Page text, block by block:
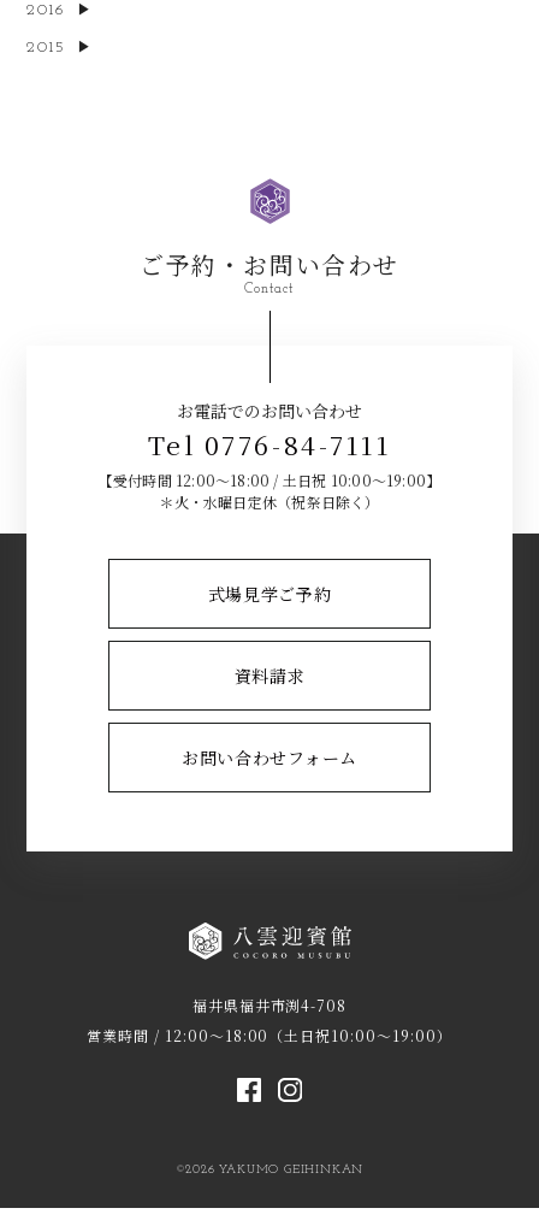
2016
2015
ご予約・お問い合わせ
Contact
お電話でのお問い合わせ
Tel 0776-84-7111
【受付時間 12:00～18:00 / 土日祝 10:00～19:00】
＊火・水曜日定休（祝祭日除く）
式場見学ご予約
資料請求
お問い合わせフォーム
福井県福井市渕4-708
営業時間 / 12:00～18:00（土日祝10:00～19:00）
©2026 YAKUMO GEIHINKAN